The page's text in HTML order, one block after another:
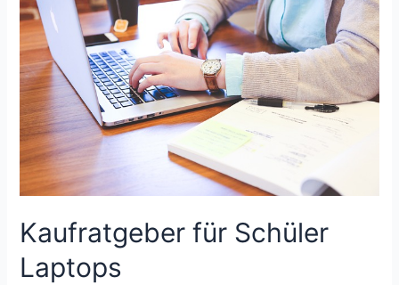
Kaufratgeber für Schüler
Laptops